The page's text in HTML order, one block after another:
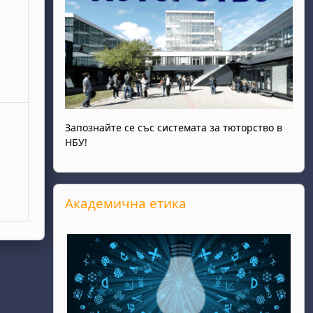
Запознайте се със системата за тюторство в
НБУ!
Прескочи Академична етика
Академична етика